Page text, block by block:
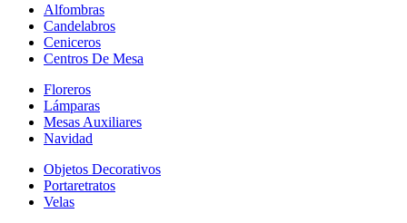
Alfombras
Candelabros
Ceniceros
Centros De Mesa
Floreros
Lámparas
Mesas Auxiliares
Navidad
Objetos Decorativos
Portaretratos
Velas